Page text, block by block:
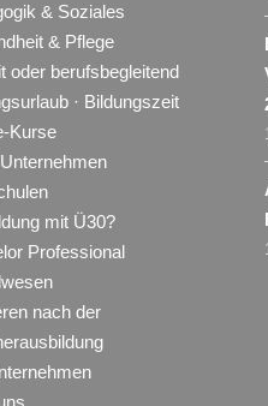
& Soziales
& Pflege
oder berufsbegleitend
· Bildungszeit
Kurse
mit Ü30?
Professional
nach der